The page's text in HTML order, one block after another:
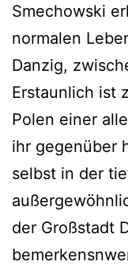
Smechowski
normalen
Danzig,
Erstaunlich ist
Polen einer
ihr gegenüber
selbst in der
der Großstadt